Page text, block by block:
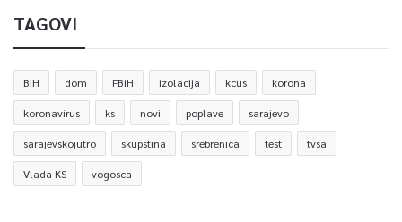
TAGOVI
BiH dom FBiH izolacija kcus korona
koronavirus ks novi poplave sarajevo
sarajevskojutro skupstina srebrenica test tvsa
Vlada KS vogosca